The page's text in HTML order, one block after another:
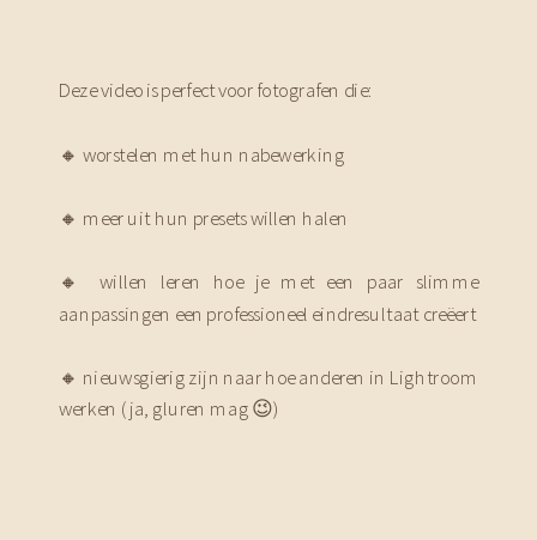
Deze video is perfect voor fotografen die:
🔸 worstelen met hun nabewerking
🔸 meer uit hun presets willen halen
🔸 willen leren hoe je met een paar slimme
aanpassingen een professioneel eindresultaat creëert
🔸 nieuwsgierig zijn naar hoe anderen in Lightroom
werken (ja, gluren mag 😉)